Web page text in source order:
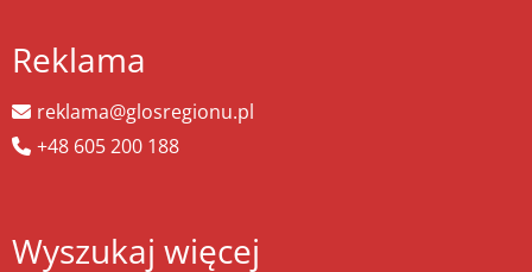
Reklama
reklama@glosregionu.pl
+48 605 200 188
Wyszukaj więcej